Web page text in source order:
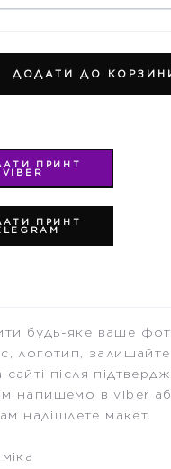
ДОДАТИ ДО
ПРИНТ
ПРИНТ
будь-яке ваше
логотип, залишайте
після
напишемо в viber
надішлете макет.